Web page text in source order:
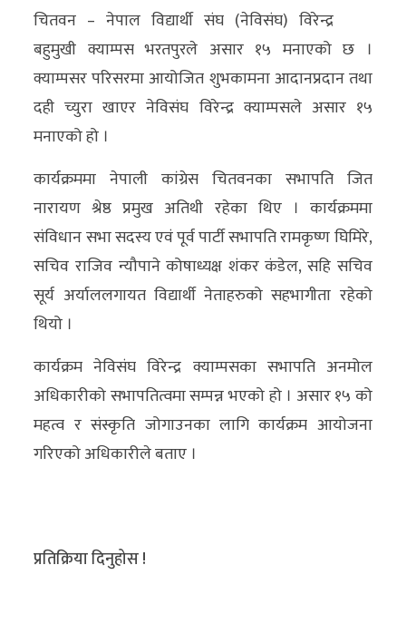
अर्थ/
वाणिज्य
मनाेरञ्जन
प्रविधि
अन्तरर्वार्ता
विचार/
ब्लग
रोचक
अन्य
क्लिक
राशिफल
चितवन – नेपाल विद्यार्थी संघ (नेविसंघ) विरेन्द्र
बहुमुखी क्याम्पस भरतपुरले असार १५ मनाएको छ ।
क्याम्पसर परिसरमा आयोजित शुभकामना आदानप्रदान तथा
दही च्युरा खाएर नेविसंघ विरेन्द्र क्याम्पसले असार १५
मनाएको हो ।
कार्यक्रममा नेपाली कांग्रेस चितवनका सभापति जित
नारायण श्रेष्ठ प्रमुख अतिथी रहेका थिए । कार्यक्रममा
संविधान सभा सदस्य एवं पूर्व पार्टी सभापति रामकृष्ण घिमिरे,
सचिव राजिव न्यौपाने कोषाध्यक्ष शंकर कंडेल, सहि सचिव
सूर्य अर्याललगायत विद्यार्थी नेताहरुको सहभागीता रहेको
थियो ।
कार्यक्रम नेविसंघ विरेन्द्र क्याम्पसका सभापति अनमोल
अधिकारीको सभापतित्वमा सम्पन्न भएको हो । असार १५ को
महत्व र संस्कृति जोगाउनका लागि कार्यक्रम आयोजना
गरिएको अधिकारीले बताए ।
प्रतिक्रिया दिनुहोस !